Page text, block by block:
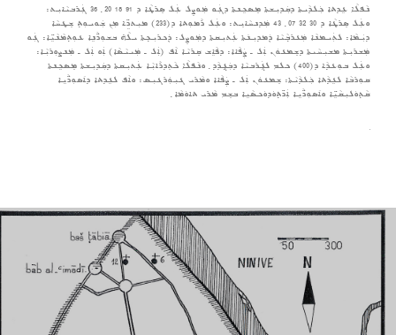
ܢܵܦܠܵܐ ܥܹܕܬܐ ܟܲܠܕܵܝܬܐ ܕܩܲܕܝܼܫܬܐ ܡܸܣܟܹܢܬܐ ܕܓܲܘ ܡܲܘܨܸܠ ܥܲܠ ܣܸܪܛܵܐ ܕ 91 18 20 ݂ 36 ܓܲܪܒܝܵܐܝܼܬ:
ܘܥܲܠ ܣܸܪܛܵܐ ܕ 30 32 07 ݂ 43 ܡܲܕܢܚܵܐܝܸܬ: ܘܥܲܠ ܪܵܡܘܼܬܐ ܕ(233) ܡܝܼܬܖܹ̈ܐ ܡܼܢ ܫܲܘܝܘܼܬ݂ ܫܸܛܚܵܐ
ܕܝܲܡܵܐ: ܠܬܲܝܡܢܵܐ ܡܲܥܪܒ݂ܵܝܵܐ ܕܲܡܕܝܼܢ݇ܬܐ ܥܲܬܝܼܩܬܐ ܕܡܲܘܨܸܠ: ܕܲܟܪܝܼܟ݂ܬܐ ܝܠܵܗ̇ ܒܫܘܼܖ̈ܵܢܹܐ ܥܘܼܬ݂ܡܵܢܵܝܹ̈ܐ: ܓܲܘ
ܡܲܫܪܝܼܬܐ ܡܫܝܼܚܵܝܬܐ ܕܫܸܡܥܘܿܢ ܐܲܠ ـ ܨܲܦܵܐܐ: ܕܦܵܐܹܫ ܩܸܪܝܵܐ ܐܵܦ (ܐܲܠ ـ ܡܲܝܝܵܣܵܐ) ܐܲܘ ܐܲܠ ـ ܡܲܢܨܘܼܪܝܼܵܐ:
ܘܥܲܠ ܒܘܼܥܕܵܐ ܕ(400) ܟܠܡ ܠܓܲܪܒܝܵܐ ܕܒܲܓ݂ܕܵܕ ݂ ܘܢܵܦܠܵܐ ܟܵܬܸܕܪܵܐܝܼܵܐ ܥܲܬܝܼܩܬܐ ܕܩܲܕܝܼܫܬܐ ܡܸܣܟܹܢܬܐ
ܩܘܼܪܒܵܐ ܠܥܹܕܵܬܐ ܟܲܠܕܵܝܵܬܐ: ܫܸܡܥܘܿܢ ܐܲܠ ـ ܨܲܦܵܐܐ ܘܡܵܪܝ ܓܝܼܘܲܪܓܝܼܣ: ܘܐܵܦ ܠܥܹܕܬܐ ܕܐ݇ܣܘܼܖ̈ܵܝܹܐ
ܩܵܬ݂ܘܿܠܝܼܩܵܝܹ̈ܐ ܘܐ݇ܣܘܼܖ̈ܵܝܹܐ ܐܲܖ̈ܬ݂ܘܿܕܘܿܟܣܵܝܹܐ ܒܫܸܡ ܡܵܪܝ ܬܐܘܿܡܵܐ ݂